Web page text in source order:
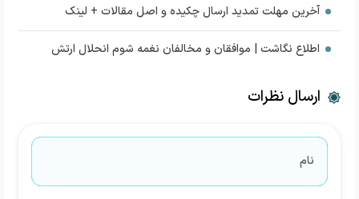
آخرین مهلت تمدید ارسال چکیده و اصل مقالات + لینک
اطلاع نگاشت | موافقان و مخالفان نغمه شوم انحلال ارتش
ارسال نظرات